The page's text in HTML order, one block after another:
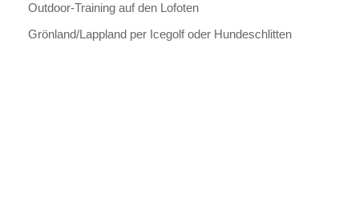
Outdoor-Training auf den Lofoten
Grönland/Lappland per Icegolf oder Hundeschlitten